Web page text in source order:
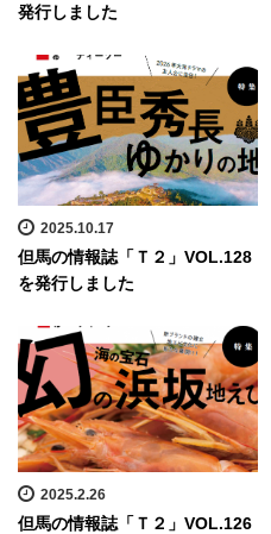
発行しました
2025.10.17
但馬の情報誌「Ｔ２」VOL.128
を発行しました
2025.2.26
但馬の情報誌「Ｔ２」VOL.126